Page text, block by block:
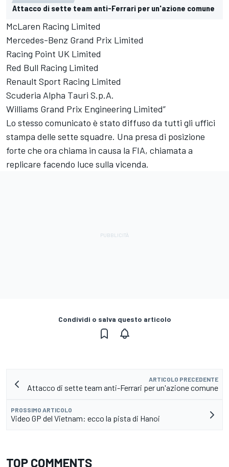
Attacco di sette team anti-Ferrari per un'azione comune
McLaren Racing Limited
Mercedes-Benz Grand Prix Limited
Racing Point UK Limited
Red Bull Racing Limited
Renault Sport Racing Limited
Scuderia Alpha Tauri S.p.A.
Williams Grand Prix Engineering Limited”
Lo stesso comunicato è stato diffuso da tutti gli uffici
stampa delle sette squadre. Una presa di posizione
forte che ora chiama in causa la FIA, chiamata a
replicare facendo luce sulla vicenda.
Condividi o salva questo articolo
ARTICOLO PRECEDENTE
Attacco di sette team anti-Ferrari per un'azione comune
PROSSIMO ARTICOLO
Video GP del Vietnam: ecco la pista di Hanoi
TOP COMMENTS